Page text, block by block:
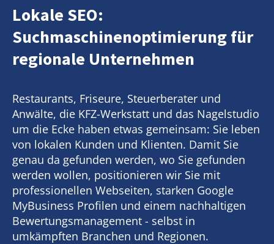
Lokale SEO:
Suchmaschinenoptimierung für
regionale Unternehmen
Restaurants, Friseure, Steuerberater und
Anwälte, die KFZ-Werkstatt und das Nagelstudio
um die Ecke haben etwas gemeinsam: Sie leben
von lokalen Kunden und Klienten. Damit Sie
genau da gefunden werden, wo Sie gefunden
werden wollen, positionieren wir Sie mit
professionellen Webseiten, starken Google
MyBusiness Profilen und einem nachhaltigen
Bewertungsmanagement - selbst in
umkämpften Branchen und Regionen.